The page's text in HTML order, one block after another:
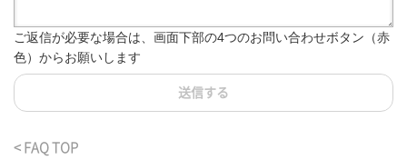
ご返信が必要な場合は、画面下部の4つのお問い合わせボタン（赤
色）からお願いします
送信する
< FAQ TOP